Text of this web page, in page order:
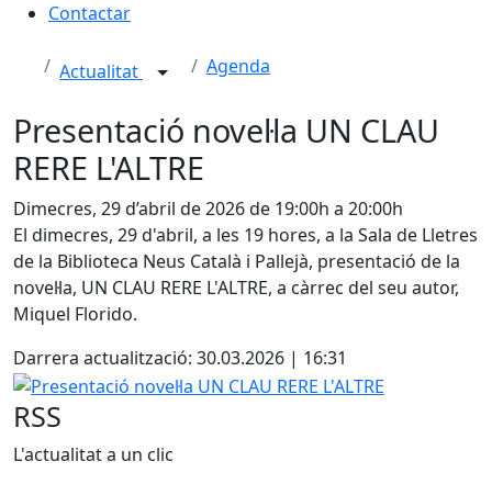
Contactar
Actualitat Agenda
Presentació novel·la UN CLAU
RERE L'ALTRE
Dimecres, 29 d’abril de 2026 de 19:00h a 20:00h
El dimecres, 29 d'abril, a les 19 hores, a la Sala de Lletres
de la Biblioteca Neus Català i Pallejà, presentació de la
novel·la, UN CLAU RERE L'ALTRE, a càrrec del seu autor,
Miquel Florido.
Darrera actualització: 30.03.2026 | 16:31
Presentació novel·la UN CLAU RERE L'ALTRE
RSS
L'actualitat a un clic